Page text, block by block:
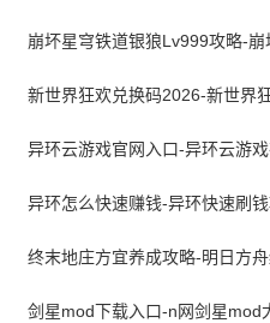
异环云游戏官网入口-异环云游
异环怎么快速赚钱-异环快速刷
剑星mod下载入口-n网剑星mod